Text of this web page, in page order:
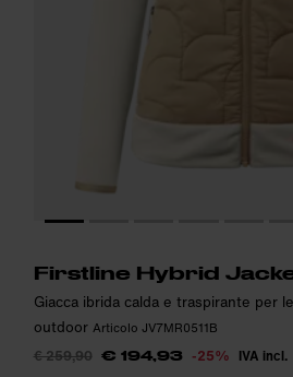
Firstline Hybrid
Giacca ibrida calda e traspirante per
outdoor Articolo JV7MR0511B
€ 259,90 € 194,93 -25% IVA incl.